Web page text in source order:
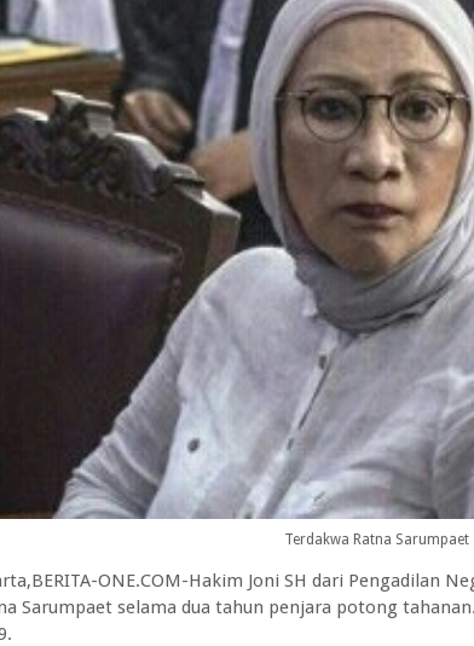
Terdakwa Ratna Sarumpaet
ONE.COM-Hakim Joni SH dari Pengadilan
Sarumpaet selama dua tahun penjara potong